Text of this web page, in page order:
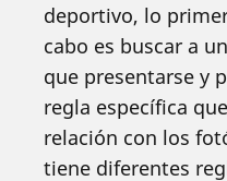
deportivo, lo
cabo es buscar a
que presentarse y
regla específica
relación con los
tiene diferentes